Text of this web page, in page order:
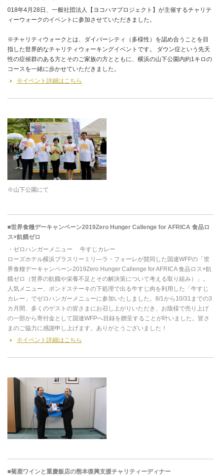
018年4月28日、一般社団法人【ヨコハマプロジェクト】が主催するチャリテ
ィーウォークのイベントに参加させていただきました。
※チャリティウォークとは、ダイバーシティ（多様性）を認め合うことを目
指した世界的なチャリティウォーキングイベントです。 ダウン症という先天
性の症候群のある方とそのご家族の方とともに、横浜の山下公園内約1キロの
コースを一緒に歩かせていただきました。
※イベント詳細はこちら
※山下公園にて
■世界食糧デーキャンペーン2019Zero Hunger Callenge for AFRICA 食品ロ
ス×飢餓ゼロ
・ゼロハンガーメニュー 牛すじカレー
ローズホテル横浜ブラスリーミリ―ラ・フォーレが賛同した国連WFPの「世
界食糧デーキャンペーン2019Zero Hunger Callenge for AFRICA 食品ロス×飢
餓ゼロ（世界の飢餓や栄養不足とその解決策について考える取り組み）」。
人気メニュー、ポンドステーキの下処理で出る牛すじ肉を利用した「牛すじ
カレー」でゼロハンガーメニューに参加いたしました。8/1から10/31までの3
カ月間、多くのゲストの皆さまにお召し上がりいただき、お陰様で売り上げ
の一部から寄付金として国連WFPへ目録を贈呈することが叶いました。皆さ
まのご協力に感謝申し上げます。ありがとうございました！
※イベント詳細はこちら
■菊鹿ワインと重慶飯店の熊本復興支援チャリティーディナー